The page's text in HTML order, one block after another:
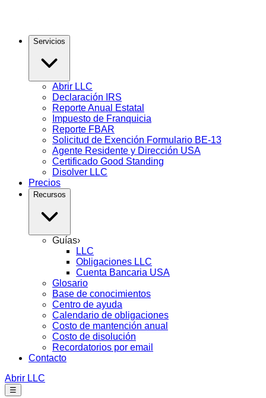
Servicios
Abrir LLC
Declaración IRS
Reporte Anual Estatal
Impuesto de Franquicia
Reporte FBAR
Solicitud de Exención Formulario BE-13
Agente Residente y Dirección USA
Certificado Good Standing
Disolver LLC
Precios
Recursos
Guías›
LLC
Obligaciones LLC
Cuenta Bancaria USA
Glosario
Base de conocimientos
Centro de ayuda
Calendario de obligaciones
Costo de mantención anual
Costo de disolución
Recordatorios por email
Contacto
Abrir LLC
☰